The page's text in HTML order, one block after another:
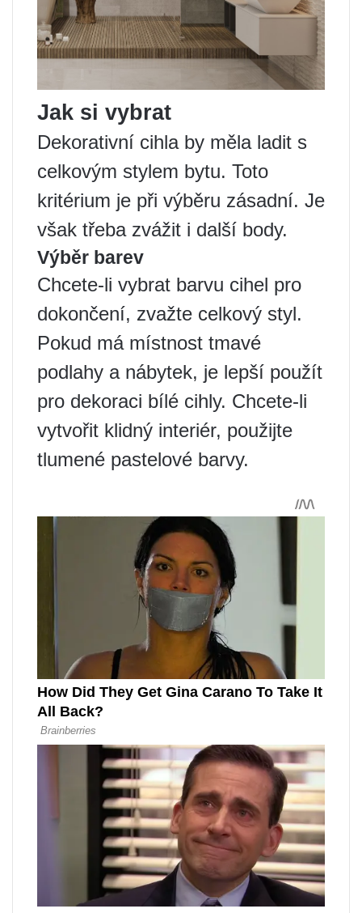
Jak si vybrat
Dekorativní cihla by měla ladit s
celkovým stylem bytu. Toto
kritérium je při výběru zásadní. Je
však třeba zvážit i další body.
Výběr barev
Chcete-li vybrat barvu cihel pro
dokončení, zvažte celkový styl.
Pokud má místnost tmavé
podlahy a nábytek, je lepší použít
pro dekoraci bílé cihly. Chcete-li
vytvořit klidný interiér, použijte
tlumené pastelové barvy.